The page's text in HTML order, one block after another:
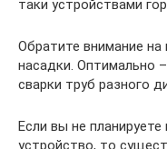
таки устройствами
Обратите внимание
насадки. Оптимально –
сварки труб разного
Если вы не
устройство, то